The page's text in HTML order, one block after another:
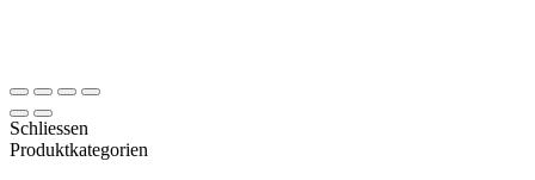
Schliessen
Produktkategorien